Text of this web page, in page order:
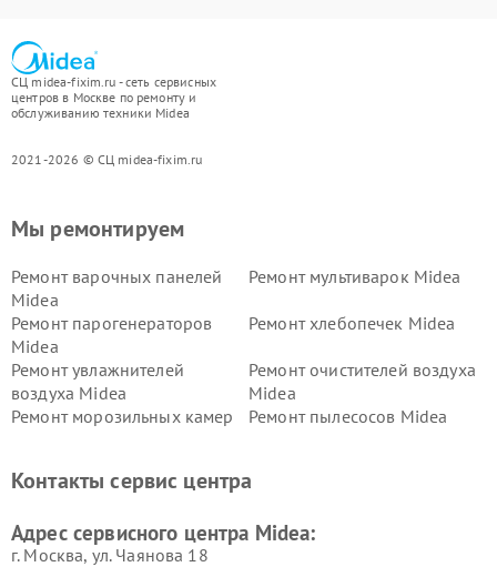
СЦ midea-fixim.ru - сеть сервисных
центров в Москве по ремонту и
обслуживанию техники Midea
2021-2026 © СЦ midea-fixim.ru
Мы ремонтируем
Ремонт варочных панелей
Midea
Ремонт мультиварок Midea
Ремонт парогенераторов
Midea
Ремонт хлебопечек Midea
Ремонт увлажнителей
воздуха Midea
Ремонт очистителей воздуха
Midea
Ремонт морозильных камер
Ремонт пылесосов Midea
пылесосов Midea
Midea
Контакты сервис центра
Адрес сервисного центра Midea:
г. Москва, ул. Чаянова 18